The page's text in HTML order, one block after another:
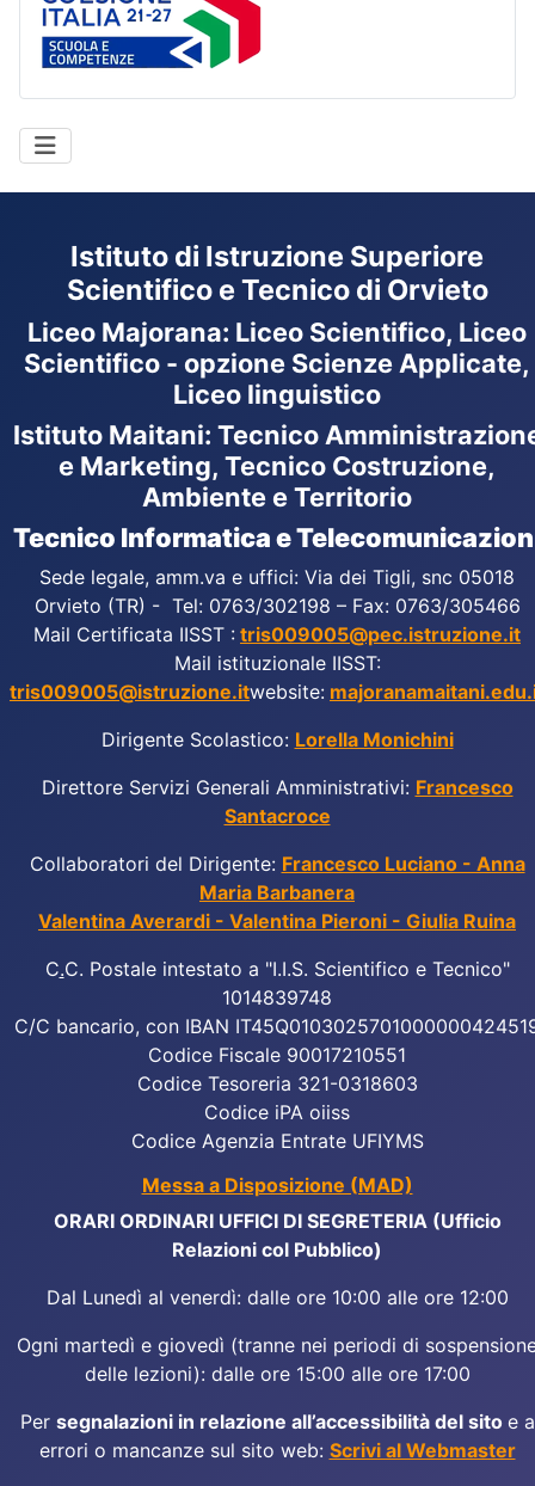
Istituto di Istruzione Superiore
Scientifico e Tecnico di Orvieto
Liceo Majorana: Liceo Scientifico, Liceo
Scientifico - opzione Scienze Applicate,
Liceo linguistico
Istituto Maitani: Tecnico
e Marketing, Tecnico Costruzione,
Ambiente e Territorio
Tecnico Informatica e
Sede legale, amm.va e uffici: Via dei Tigli, snc 05018
Orvieto (TR) - Tel: 0763/302198 – Fax: 0763/305466
Mail Certificata IISST : tris009005@pec.istruzione.it
Mail istituzionale IISST:
tris009005@istruzione.itwebsite:
Dirigente Scolastico: Lorella Monichini
Direttore Servizi Generali Amministrativi: Francesco
Santacroce
Collaboratori del Dirigente: Francesco Luciano - Anna
Maria Barbanera
Valentina Averardi - Valentina Pieroni - Giulia Ruina
C.C. Postale intestato a "I.I.S. Scientifico e Tecnico"
1014839748
C/C bancario, con IBAN
Codice Fiscale 90017210551
Codice Tesoreria 321-0318603
Codice iPA oiiss
Codice Agenzia Entrate UFIYMS
Messa a Disposizione (MAD)
ORARI ORDINARI UFFICI DI SEGRETERIA (Ufficio
Relazioni col Pubblico)
Dal Lunedì al venerdì: dalle ore 10:00 alle ore 12:00
Ogni martedì e giovedì (tranne nei periodi di
delle lezioni): dalle ore 15:00 alle ore 17:00
Per segnalazioni in relazione all’accessibilità del sito e a
errori o mancanze sul sito web: Scrivi al Webmaster